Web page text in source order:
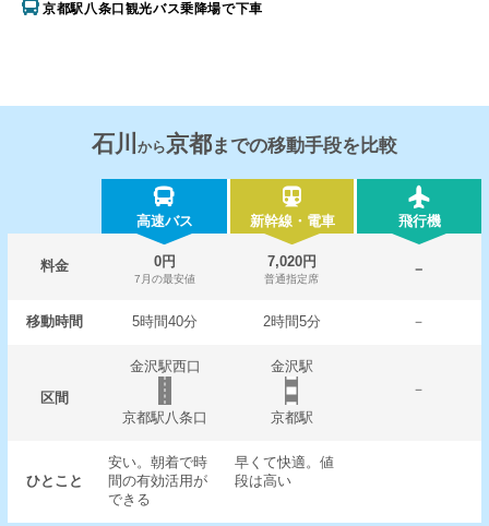
京都駅八条口観光バス乗降場で下車
石川 から京都までの移動手段を比較
高速バス 新幹線・電車 飛行機
料金 0円
7月の最安値
7,020円
普通指定席
－
移動時間 5時間40分 2時間5分 －
区間
金沢駅西口
金沢駅
－
京都駅八条口
京都駅
ひとこと
安い。朝着で時
間の有効活用が
できる
早くて快適。値
段は高い